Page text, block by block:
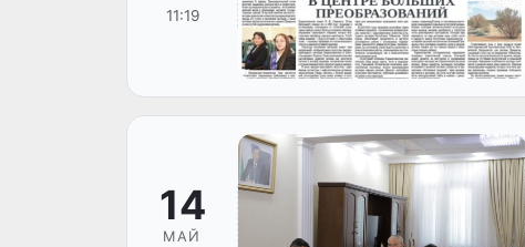
11:19
14
МАЙ